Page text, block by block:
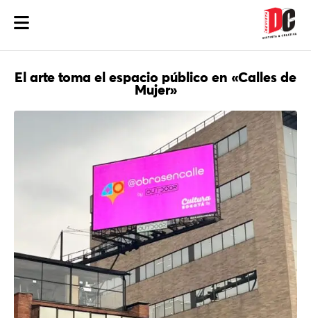
El arte toma el espacio público en «Calles de
Mujer»